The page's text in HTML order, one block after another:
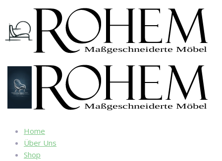
Home
Über Uns
Shop